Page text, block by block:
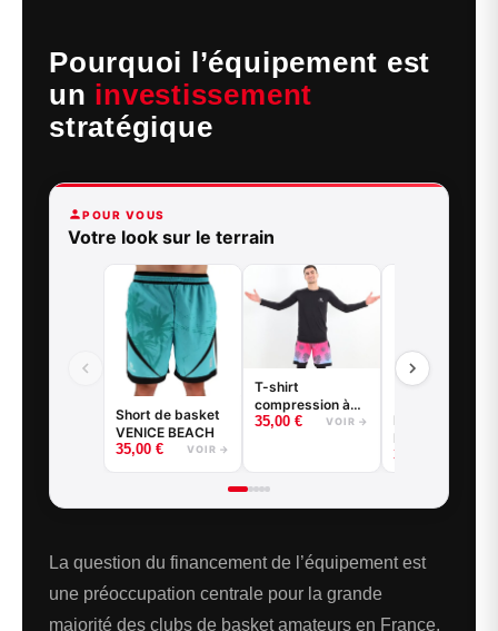
Pourquoi l’équipement est
un investissement
stratégique
POUR VOUS
Votre look sur le terrain
Short de basket
VENICE BEACH
35,00 € VOIR →
T-shirt
compression à
manches longues
35,00 € VOIR →
Kit
Maillot
+ short
35,00
La question du financement de l’équipement est
une préoccupation centrale pour la grande
majorité des clubs de basket amateurs en France.